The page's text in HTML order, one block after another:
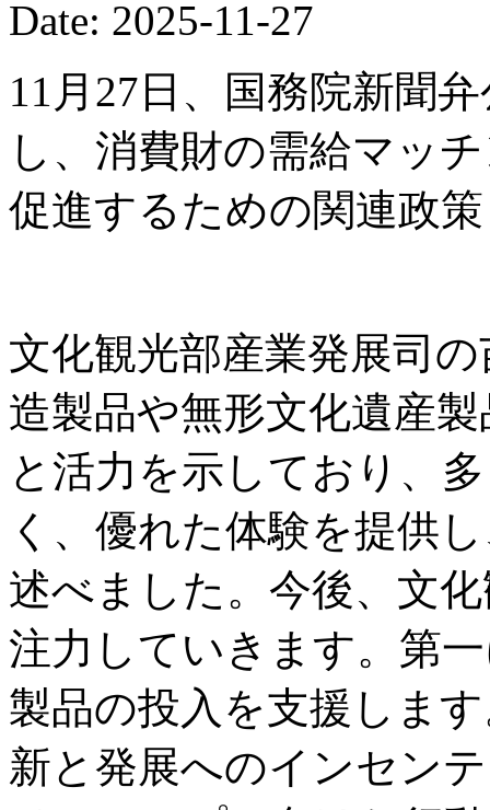
Date: 2025-11-27
11月27日、国務院新聞
し、消費財の需給マッ
促進するための関連政
文化観光部産業発展司
造製品や無形文化遺産
と活力を示しており、
く、優れた体験を提供
述べました。今後、文
注力していきます。第
製品の投入を支援しま
新と発展へのインセン